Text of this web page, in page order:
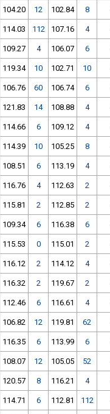
104.20 12 102.84 8
114.03 112 107.16 4
109.27 4 106.07 6
119.34 10 102.71 10
106.76 60 106.74 6
121.83 14 108.88 4
114.66 6 109.12 4
114.39 10 105.25 8
108.51 6 113.19 4
116.76 4 112.63 2
115.81 2 112.85 2
109.34 6 116.38 6
115.53 0 115.01 2
116.12 2 114.12 4
116.32 2 119.67 2
112.46 6 116.61 4
106.82 12 119.81 62
116.35 6 113.99 6
108.07 12 105.05 52
120.57 8 116.21 4
114.71 6 112.81 112